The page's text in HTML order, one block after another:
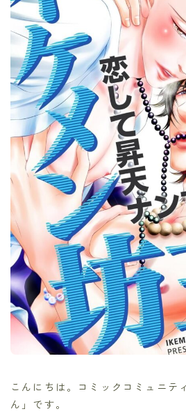
こんにちは。コミックコミュニテ
ん」です。